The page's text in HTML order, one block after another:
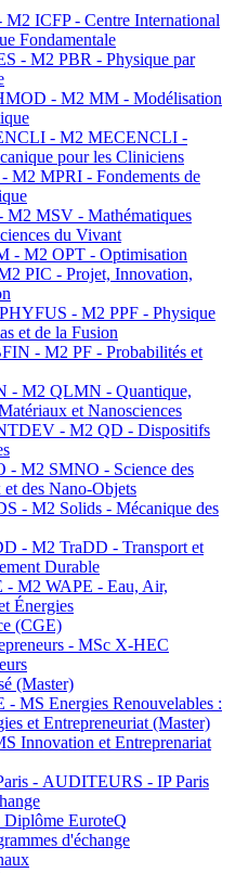
ICFP - Centre International
Fondamentale
- M2 PBR - Physique par
- M2 MM - Modélisation
- M2 MECENCLI -
pour les Cliniciens
M2 MPRI - Fondements de
MSV - Mathématiques
du Vivant
- M2 OPT - Optimisation
PIC - Projet, Innovation,
- M2 PPF - Physique
et de la Fusion
- M2 PF - Probabilités et
- M2 QLMN - Quantique,
et Nanosciences
- M2 QD - Dispositifs
- M2 SMNO - Science des
des Nano-Objets
- M2 Solids - Mécanique des
- M2 TraDD - Transport et
Durable
- M2 WAPE - Eau, Air,
Énergies
(CGE)
- MSc X-HEC
(Master)
- MS Energies Renouvelables :
et Entrepreneuriat (Master)
Innovation et Entreprenariat
- AUDITEURS - IP Paris
Diplôme EuroteQ
d'échange